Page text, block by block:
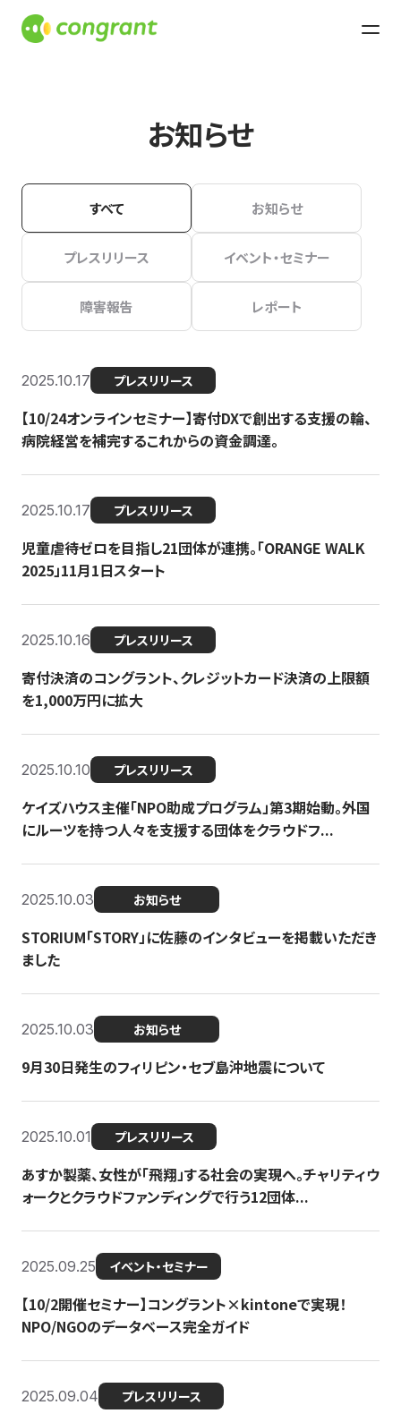
お知らせ
すべて お知らせ
プレスリリース イベント・セミナー
障害報告 レポート
2025.10.17 プレスリリース
【10/24オンラインセミナー】寄付DXで創出する支援の輪、
病院経営を補完するこれからの資金調達。
2025.10.17 プレスリリース
児童虐待ゼロを目指し21団体が連携。「ORANGE WALK
2025」11月1日スタート
2025.10.16 プレスリリース
寄付決済のコングラント、クレジットカード決済の上限額
を1,000万円に拡大
2025.10.10 プレスリリース
ケイズハウス主催「NPO助成プログラム」第3期始動。外国
にルーツを持つ人々を支援する団体をクラウドフ...
2025.10.03 お知らせ
STORIUM「STORY」に佐藤のインタビューを掲載いただき
ました
2025.10.03 お知らせ
9月30日発生のフィリピン・セブ島沖地震について
2025.10.01 プレスリリース
あすか製薬、女性が「飛翔」する社会の実現へ。チャリティウ
ォークとクラウドファンディングで行う12団体...
2025.09.25 イベント・セミナー
【10/2開催セミナー】コングラント×kintoneで実現！
NPO/NGOのデータベース完全ガイド
2025.09.04 プレスリリース